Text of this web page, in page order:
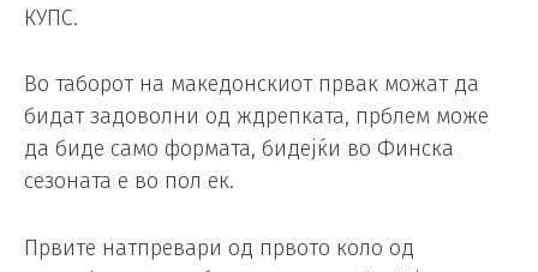
КУПС.
Во таборот на македонскиот првак можат да
бидат задоволни од ждрепката, прблем може
да биде само формата, бидејќи во Финска
сезоната е во пол ек.
Првите натпревари од првото коло од